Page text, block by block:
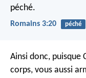
péché.
Romains 3:20 péché
Ainsi donc, puisque
corps, vous aussi